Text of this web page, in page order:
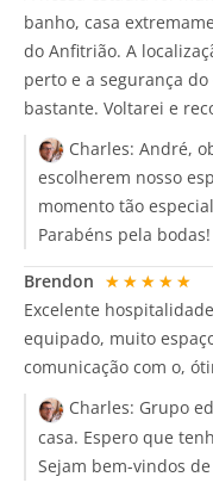
banho, casa
do Anfitrião. A
perto e a segurança
bastante. Voltarei e
Charles: André,
escolherem nosso
momento tão
Parabéns pela bodas!
Brendon ★★★★★
Excelente
equipado, muito
comunicação com o,
Charles: Grupo
casa. Espero que
Sejam bem-vindos